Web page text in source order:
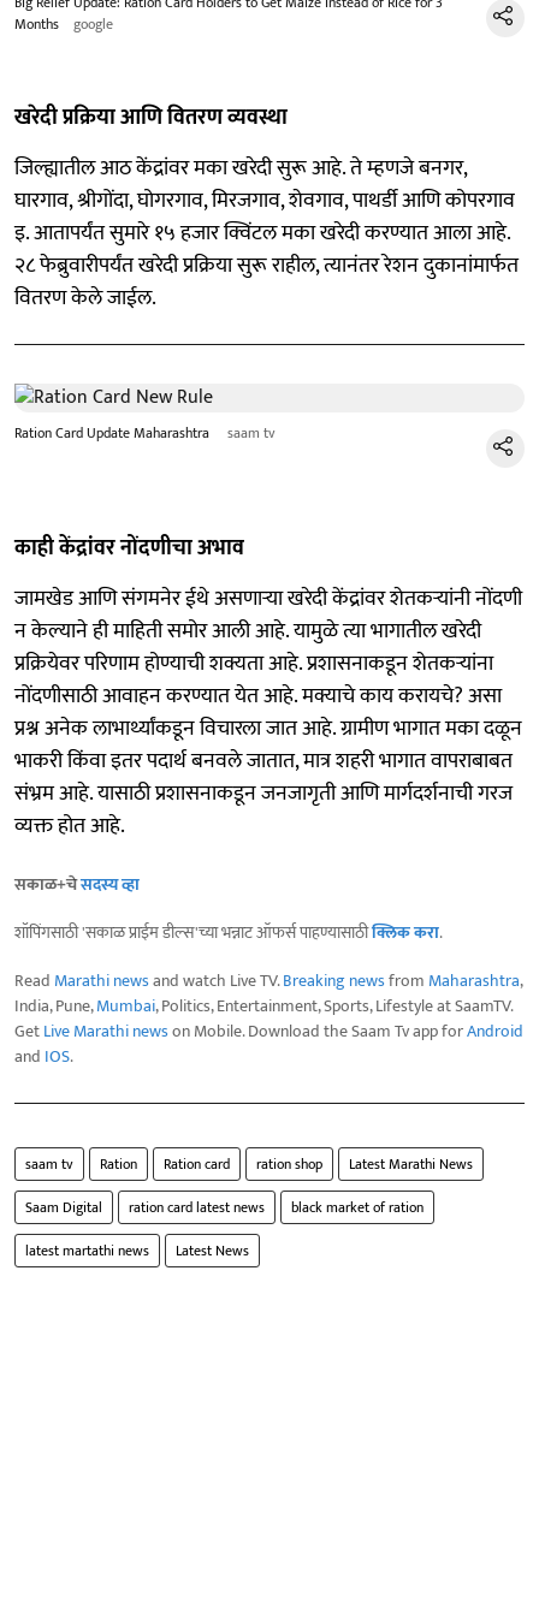
Months google
खरेदी प्रक्रिया आणि वितरण व्यवस्था
जिल्ह्यातील आठ केंद्रांवर मका खरेदी सुरू आहे. ते म्हणजे बनगर,
घारगाव, श्रीगोंदा, घोगरगाव, मिरजगाव, शेवगाव, पाथर्डी आणि कोपरगाव
इ. आतापर्यंत सुमारे १५ हजार क्विंटल मका खरेदी करण्यात आला आहे.
२८ फेब्रुवारीपर्यंत खरेदी प्रक्रिया सुरू राहील, त्यानंतर रेशन दुकानांमार्फत
वितरण केले जाईल.
Ration Card Update Maharashtra saam tv
काही केंद्रांवर नोंदणीचा अभाव
जामखेड आणि संगमनेर ईथे असणाऱ्या खरेदी केंद्रांवर शेतकऱ्यांनी नोंदणी
न केल्याने ही माहिती समोर आली आहे. यामुळे त्या भागातील खरेदी
प्रक्रियेवर परिणाम होण्याची शक्यता आहे. प्रशासनाकडून शेतकऱ्यांना
नोंदणीसाठी आवाहन करण्यात येत आहे. मक्याचे काय करायचे? असा
प्रश्न अनेक लाभार्थ्यांकडून विचारला जात आहे. ग्रामीण भागात मका दळून
भाकरी किंवा इतर पदार्थ बनवले जातात, मात्र शहरी भागात वापराबाबत
संभ्रम आहे. यासाठी प्रशासनाकडून जनजागृती आणि मार्गदर्शनाची गरज
व्यक्त होत आहे.
सकाळ+चेसदस्य व्हा
शॉपिंगसाठी 'सकाळ प्राईम डील्स'च्या भन्नाट ऑफर्स पाहण्यासाठीक्लिक करा.
Read Marathi newsand watch Live TV.Breaking newsfrom Maharashtra,
India, Pune,Mumbai, Politics, Entertainment, Sports, Lifestyle at SaamTV.
GetLive Marathi newson Mobile. Download the Saam Tv app forAndroid
and IOS.
saam tv Ration Ration card ration shop
Latest Marathi News
Saam Digital
ration card latest news
black market of ration
latest martathi news
Latest News